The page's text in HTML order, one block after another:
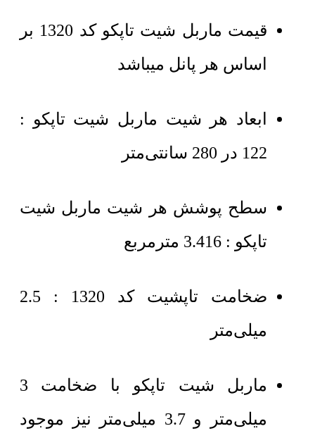
قیمت ماربل شیت تاپکو کد 1320 بر
اساس هر پانل میباشد
ابعاد هر شیت ماربل شیت تاپکو :
122 در 280 سانتی‌متر
سطح پوشش هر شیت ماربل شیت
تاپکو : 3.416 مترمربع
ضخامت تاپشیت کد 1320 : 2.5
میلی‌متر
ماربل شیت تاپکو با ضخامت 3
میلی‌متر و 3.7 میلی‌متر نیز موجود